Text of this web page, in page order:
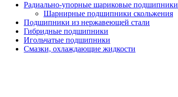
Радиально-упорные шариковые подшипники
Шарнирные подшипники скольжения
Подшипники из нержавеющей стали
Гибридные подшипники
Игольчатые подшипники
Смазки, охлаждающие жидкости